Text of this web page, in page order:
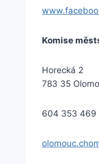
Komise
Horecká 2
783 35
604 353 469